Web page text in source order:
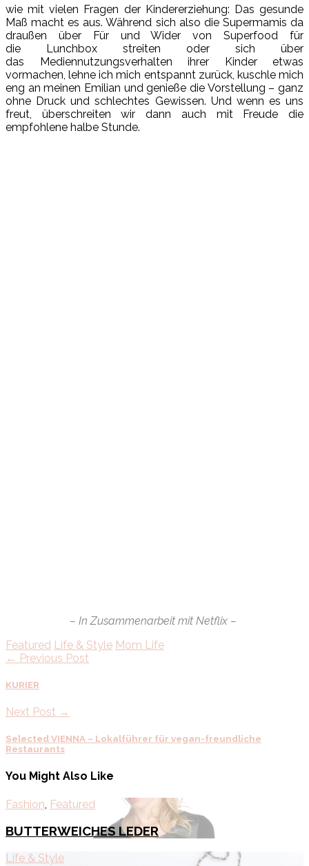
wie mit vielen Fragen der Kindererziehung: Das gesunde
Maß macht es aus. Während sich also die Supermamis da
draußen über Für und Wider von Superfood für
die Lunchbox streiten oder sich über
das Mediennutzungsverhalten ihrer Kinder etwas
vormachen, lehne ich mich entspannt zurück, kuschle mich
eng an meinen Emilian und genieße die Vorstellung – ganz
ohne Druck und schlechtes Gewissen. Und wenn es uns
freut, überschreiten wir dann auch mit Freude die
empfohlene halbe Stunde.
– In Zusammenarbeit mit Netflix –
Featured Life & Style Mom Life
← Previous Post
KURIER
Next Post →
Selected VIENNA – Lokalführer für vegan-freundliche
Restaurants
You Might Also Like
Fashion Featured
BUTTERWEICHES LEDER
Life & Style